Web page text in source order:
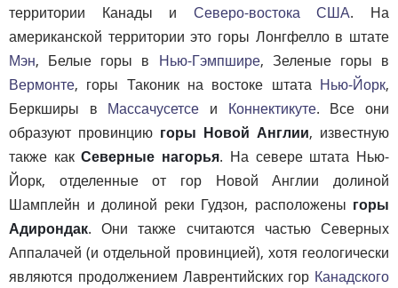
территории Канады и Северо-востока США. На
американской территории это горы Лонгфелло в штате
Мэн, Белые горы в Нью-Гэмпшире, Зеленые горы в
Вермонте, горы Таконик на востоке штата Нью-Йорк,
Беркширы в Массачусетсе и Коннектикуте. Все они
образуют провинцию горы Новой Англии, известную
также какСеверные нагорья. На севере штата Нью-
Йорк, отделенные от гор Новой Англии долиной
Шамплейн и долиной реки Гудзон, расположены горы
Адирондак. Они также считаются частью Северных
Аппалачей (и отдельной провинцией), хотя геологически
являются продолжением Лаврентийских гор Канадского